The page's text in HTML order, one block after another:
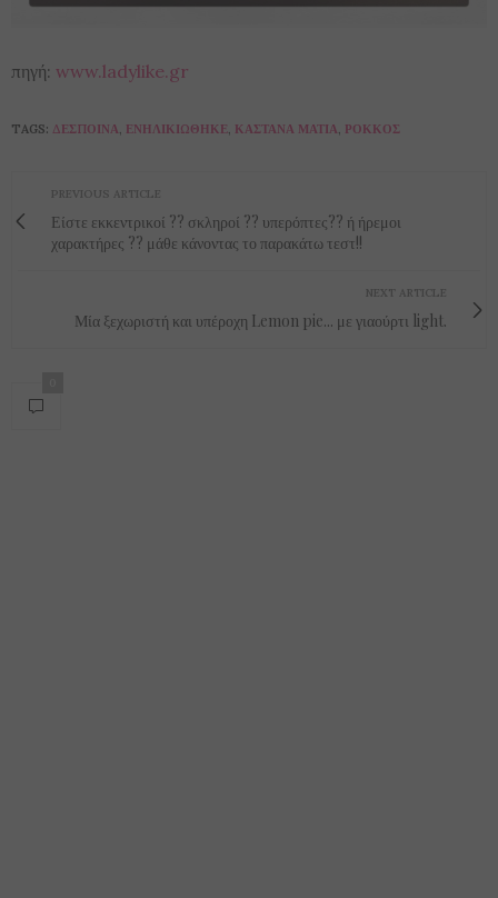
πηγή: www.ladylike.gr
TAGS: ΔΈΣΠΟΙΝΑ, ΕΝΗΛΙΚΙΏΘΗΚΕ, ΚΑΣΤΑΝΆ ΜΆΤΙΑ, ΡΌΚΚΟΣ
PREVIOUS ARTICLE
Είστε εκκεντρικοί ?? σκληροί ?? υπερόπτες?? ή ήρεμοι
χαρακτήρες ?? μάθε κάνοντας το παρακάτω τεστ!!
NEXT ARTICLE
Μία ξεχωριστή και υπέροχη Lemon pie... με γιαούρτι light.